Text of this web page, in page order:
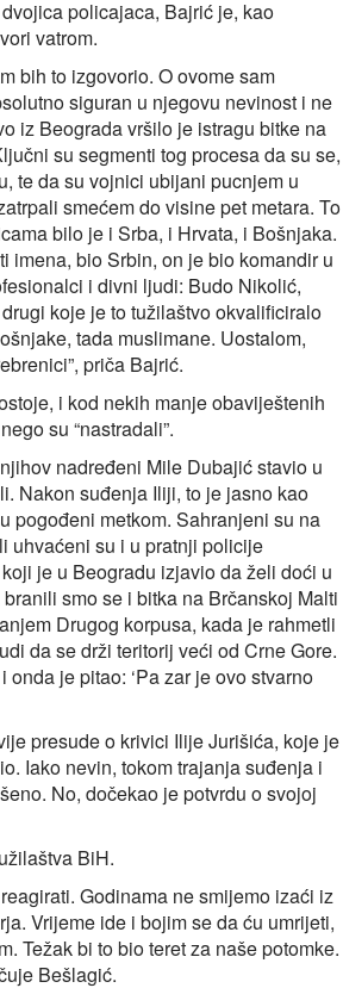
policajaca, Bajrić je, kao
vatrom.
bih to izgovorio. O ovome sam
siguran u njegovu nevinost i ne
iz Beograda vršilo je istragu bitke na
su segmenti tog procesa da su se,
te da su vojnici ubijani pucnjem u
smećem do visine pet metara. To
bilo je i Srba, i Hrvata, i Bošnjaka.
imena, bio Srbin, on je bio komandir u
i divni ljudi: Budo Nikolić,
koje je to tužilaštvo okvalificiralo
tada muslimane. Uostalom,
priča Bajrić.
i kod nekih manje obaviještenih
su “nastradali”.
nadređeni Mile Dubajić stavio u
Nakon suđenja Iliji, to je jasno kao
pogođeni metkom. Sahranjeni su na
uhvaćeni su i u pratnji policije
je u Beogradu izjavio da želi doći u
smo se i bitka na Brčanskoj Malti
Drugog korpusa, kada je rahmetli
da se drži teritorij veći od Crne Gore.
je pitao: ‘Pa zar je ovo stvarno
presude o krivici Ilije Jurišića, koje je
Iako nevin, tokom trajanja suđenja i
No, dočekao je potvrdu o svojoj
BiH.
Godinama ne smijemo izaći iz
Vrijeme ide i bojim se da ću umrijeti,
Težak bi to bio teret za naše potomke.
Bešlagić.